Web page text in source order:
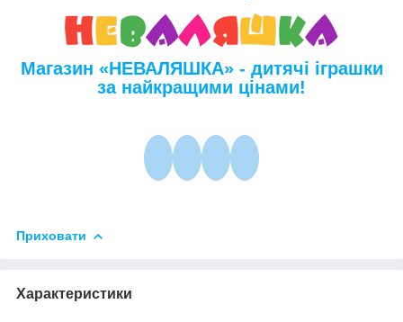
Магазин «НЕВАЛЯШКА» - дитячі іграшки
за найкращими цінами!
Приховати
Характеристики